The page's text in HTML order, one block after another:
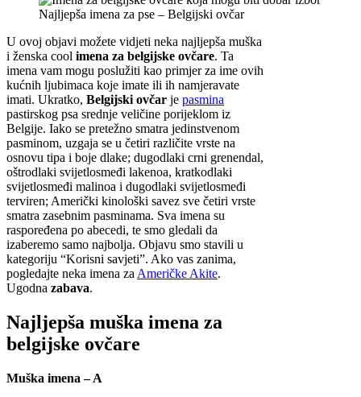
Najljepša imena za pse – Belgijski ovčar
U ovoj objavi možete vidjeti neka najljepša muška
i ženska cool imena za belgijske ovčare. Ta
imena vam mogu poslužiti kao primjer za ime ovih
kućnih ljubimaca koje imate ili ih namjeravate
imati. Ukratko, Belgijski ovčar je pasmina
pastirskog psa srednje veličine porijeklom iz
Belgije. Iako se pretežno smatra jedinstvenom
pasminom, uzgaja se u četiri različite vrste na
osnovu tipa i boje dlake; dugodlaki crni grenendal,
oštrodlaki svijetlosmeđi lakenoa, kratkodlaki
svijetlosmeđi malinoa i dugodlaki svijetlosmeđi
terviren; Američki kinološki savez sve četiri vrste
smatra zasebnim pasminama. Sva imena su
raspoređena po abecedi, te smo gledali da
izaberemo samo najbolja. Objavu smo stavili u
kategoriju “Korisni savjeti”. Ako vas zanima,
pogledajte neka imena za Američke Akite.
Ugodna zabava.
Najljepša muška imena za
belgijske ovčare
Muška imena – A